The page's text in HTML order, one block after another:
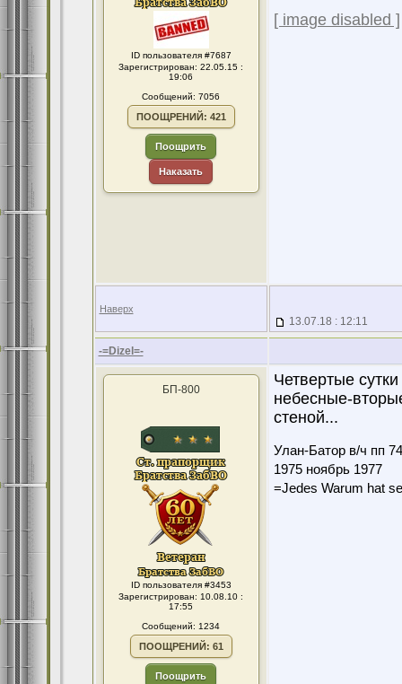
ID пользователя #7687
Зарегистрирован: 22.05.15 :
19:06
Сообщений: 7056
ПООЩРЕНИЙ: 421
Поощрить
Наказать
[ image disabled ]
Наверх
13.07.18 : 12:11
-=Dizel=-
БП-800
ID пользователя #3453
Зарегистрирован: 10.08.10 :
17:55
Сообщений: 1234
ПООЩРЕНИЙ: 61
Поощрить
Четвертые
небесные-
стеной...
Улан-Батор в/ч пп
1975 ноябрь 1977
=Jedes Warum hat